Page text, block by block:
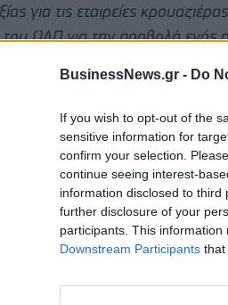
BusinessNews.gr - Do
If you wish to opt-out of the
sensitive information for
confirm your selection.
continue seeing interest-
information disclosed to
further disclosure of your
participants. This
Downstream Participants that
για τις εταιρείες
ΟΛΠ για την προβολή ενός
έτσι την αύξηση τουριστών
προβλήτες συνολικού μήκους
πρόσδεσης. Τα
ενισχύοντας